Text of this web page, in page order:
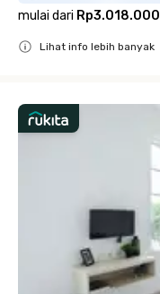
mulai dari Rp3.018.000
Lihat info lebih banyak